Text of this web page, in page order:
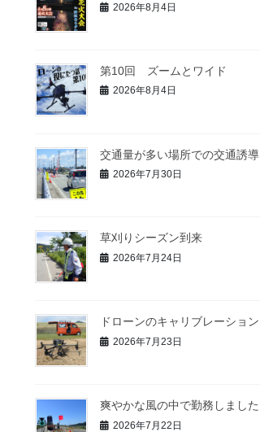
2026年8月4日
第10回 ズームとワイド
2026年8月4日
交通量が多い場所での交通誘導
2026年7月30日
草刈りシーズン到来
2026年7月24日
ドローンのキャリブレーション
2026年7月23日
爽やかな風の中で勤務しました
2026年7月22日